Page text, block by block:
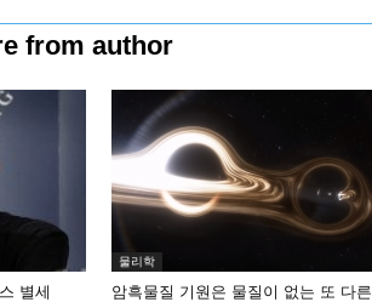
from author
별세
물리학
암흑물질 기원은 물질이 없는 또 다른